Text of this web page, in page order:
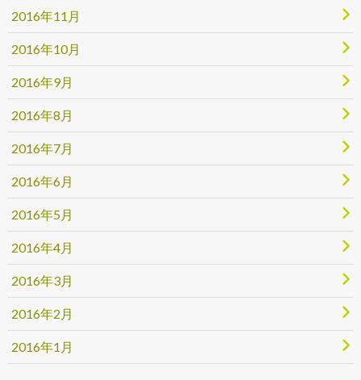
2016年11月
2016年10月
2016年9月
2016年8月
2016年7月
2016年6月
2016年5月
2016年4月
2016年3月
2016年2月
2016年1月